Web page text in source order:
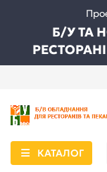
Б/У ТА
КАТАЛОГ